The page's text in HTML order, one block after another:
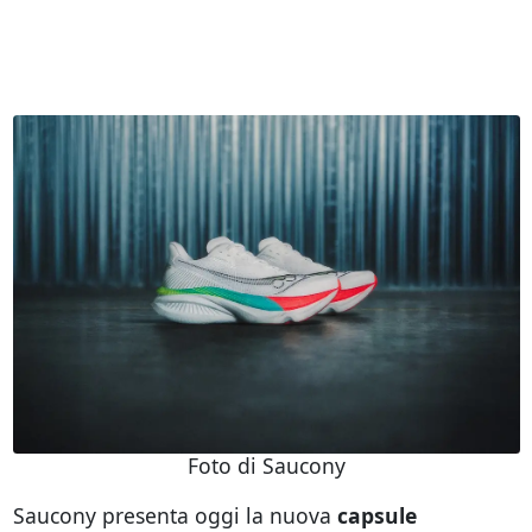
Foto di Saucony
Saucony presenta oggi la nuova capsule